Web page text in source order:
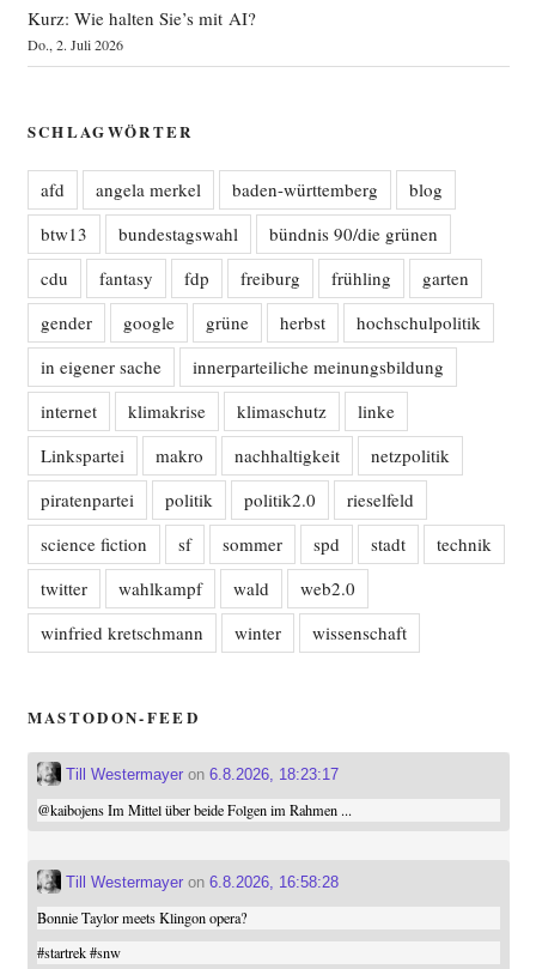
Kurz: Wie halten Sie’s mit AI?
Do., 2. Juli 2026
SCHLAGWÖRTER
afd angela merkel baden-württemberg
blog
btw13
bundestagswahl
bündnis 90/die grünen
cdu
fantasy fdp freiburg frühling
garten
gender
google grüne herbst
hochschulpolitik
in eigener sache
innerparteiliche meinungsbildung
internet
klimakrise klimaschutz
linke
Linkspartei
makro nachhaltigkeit
netzpolitik
piratenpartei
politik politik2.0
rieselfeld
science fiction
sf sommer spd stadt
technik
twitter
wahlkampf wald
web2.0
winfried kretschmann
winter wissenschaft
MASTODON-FEED
Till Westermayeron 6.8.2026, 18:23:17
@kaibojensIm Mittel über beide Folgen im Rahmen ...
Till Westermayeron 6.8.2026, 16:58:28
Bonnie Taylor meets Klingon opera?
#startrek #snw